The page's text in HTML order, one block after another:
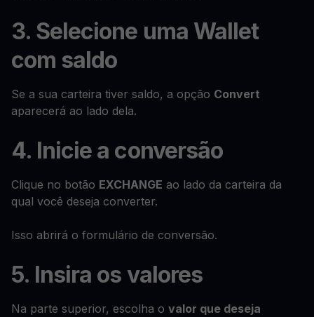
3. Selecione uma Wallet
com saldo
Se a sua carteira tiver saldo, a opção Convert
aparecerá ao lado dela.
4. Inicie a conversão
Clique no botão EXCHANGE ao lado da carteira da
qual você deseja converter.
Isso abrirá o formulário de conversão.
5. Insira os valores
Na parte superior, escolha o valor que deseja